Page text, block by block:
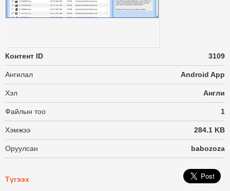
Контент ID 3109
Ангилал Android App
Хэл Англи
Файлын тоо 1
Хэмжээ 284.1 KB
Оруулсан babozoza
Түгээх